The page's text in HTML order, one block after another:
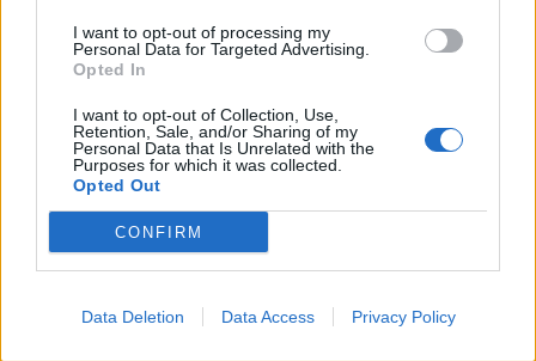
I want to opt-out of processing my
Personal Data for Targeted Advertising.
Opted In
I want to opt-out of Collection, Use,
Retention, Sale, and/or Sharing of my
Personal Data that Is Unrelated with the
Purposes for which it was collected.
Opted Out
CONFIRM
Data Deletion Data Access Privacy Policy
Δείτε επίσης